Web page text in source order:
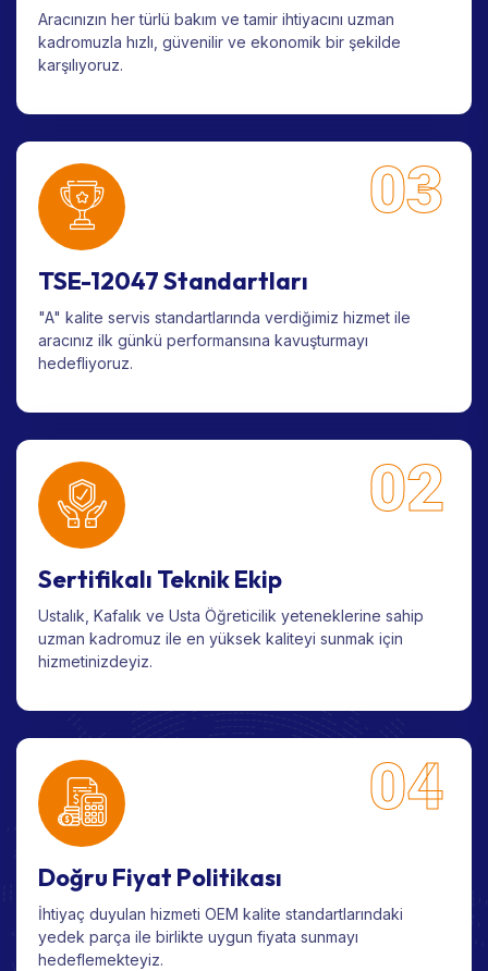
Aracınızın her türlü bakım ve tamir ihtiyacını uzman
kadromuzla hızlı, güvenilir ve ekonomik bir şekilde
karşılıyoruz.
03
TSE-12047 Standartları
"A" kalite servis standartlarında verdiğimiz hizmet ile
aracınız ilk günkü performansına kavuşturmayı
hedefliyoruz.
02
Sertifikalı Teknik Ekip
Ustalık, Kafalık ve Usta Öğreticilik yeteneklerine sahip
uzman kadromuz ile en yüksek kaliteyi sunmak için
hizmetinizdeyiz.
04
Doğru Fiyat Politikası
İhtiyaç duyulan hizmeti OEM kalite standartlarındaki
yedek parça ile birlikte uygun fiyata sunmayı
hedeflemekteyiz.